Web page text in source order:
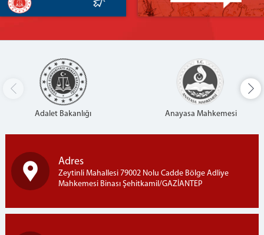
Adalet Bakanlığı Anayasa Mahkemesi
Adres
Zeytinli Mahallesi 79002 Nolu Cadde Bölge Adliye
Mahkemesi Binası Şehitkamil/GAZİANTEP